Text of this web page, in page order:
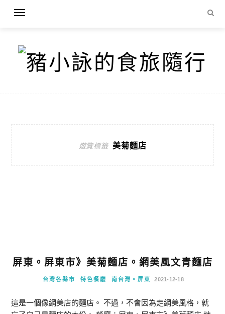
遊覽標籤 美菊麵店
屏東。屏東市》美菊麵店。網美風文青麵店
台灣各縣市 特色餐廳 南台灣。屏東 2021-12-18
這是一個像網美店的麵店。 不過，不會因為走網美風格，就